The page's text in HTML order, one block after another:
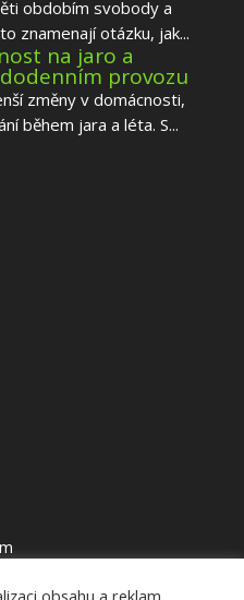
obdobím svobody a
znamenají otázku, jak...
na jaro a
provozu
změny v domácnosti,
během jara a léta. S...
obsahu a reklam,